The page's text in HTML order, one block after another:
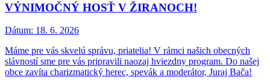
VÝNIMOČNÝ HOSŤ V ŽIRANOCH!
Dátum: 18. 6. 2026
Máme pre vás skvelú správu, priatelia! V rámci našich obecných
slávností sme pre vás pripravili naozaj hviezdny program. Do našej
obce zavíta charizmatický herec, spevák a moderátor, Juraj Bača!